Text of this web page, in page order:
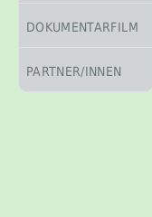
DOKUMENTARFILM
PARTNER/INNEN